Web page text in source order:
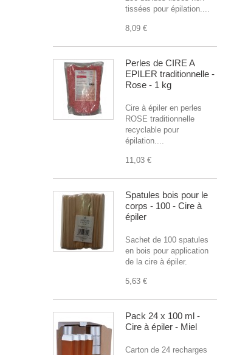
tissées pour épilation....
8,09 €
Perles de CIRE A
EPILER traditionnelle -
Rose - 1 kg
Cire à épiler en perles
ROSE traditionnelle
recyclable pour
épilation....
11,03 €
Spatules bois pour le
corps - 100 - Cire à
épiler
Sachet de 100 spatules
en bois pour application
de la cire à épiler.
5,63 €
Pack 24 x 100 ml -
Cire à épiler - Miel
Carton de 24 recharges